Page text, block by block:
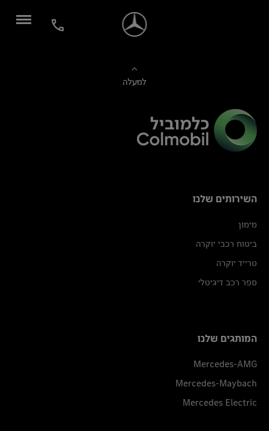
למעלה
השירותים שלנו
מימון
ביטוח רכבי יוקרה
טרייד יוקרה
ספר רכב דיגיטלי
המותגים שלנו
Mercedes-AMG
Mercedes-Maybach
Mercedes Electric